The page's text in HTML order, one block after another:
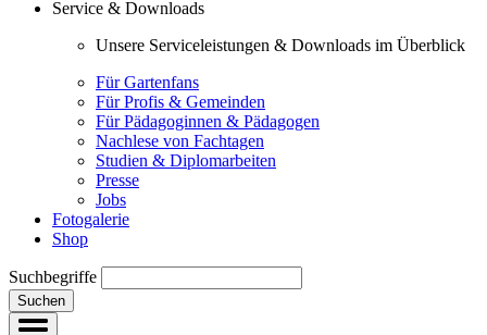
Service & Downloads
Unsere Serviceleistungen & Downloads im Überblick
Für Gartenfans
Für Profis & Gemeinden
Für Pädagoginnen & Pädagogen
Nachlese von Fachtagen
Studien & Diplomarbeiten
Presse
Jobs
Fotogalerie
Shop
Suchbegriffe
Suchen